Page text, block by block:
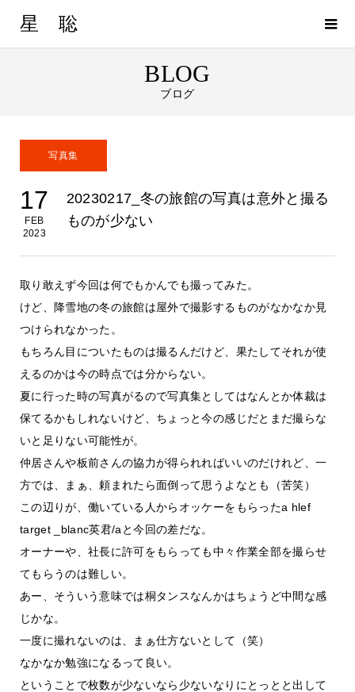
星 聡
BLOG
ブログ
写真集
17
FEB
2023
20230217_冬の旅館の写真は意外と撮る
ものが少ない
取り敢えず今回は何でもかんでも撮ってみた。
けど、降雪地の冬の旅館は屋外で撮影するものがなかなか見
つけられなかった。
もちろん目についたものは撮るんだけど、果たしてそれが使
えるのかは今の時点では分からない。
夏に行った時の写真がるので写真集としてはなんとか体裁は
保てるかもしれないけど、ちょっと今の感じだとまだ撮らな
いと足りない可能性が。
仲居さんや板前さんの協力が得られればいいのだけれど、一
方では、まぁ、頼まれたら面倒って思うよなとも（苦笑）
この辺りが、働いている人からオッケーをもらったa hlef
target _blanc英君/aと今回の差だな。
オーナーや、社長に許可をもらっても中々作業全部を撮らせ
てもらうのは難しい。
あー、そういう意味では桐タンスなんかはちょうど中間な感
じかな。
一度に撮れないのは、まぁ仕方ないとして（笑）
なかなか勉強になるって良い。
ということで枚数が少ないなら少ないなりにとっとと出して